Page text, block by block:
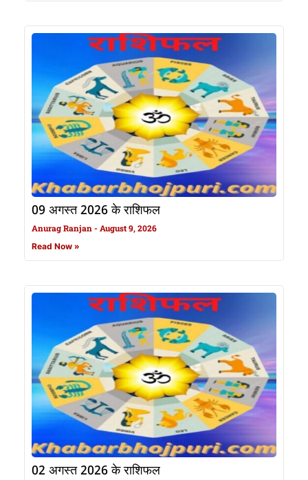
09 अगस्त 2026 के राशिफल
Anurag Ranjan August 9, 2026
Read Now »
02 अगस्त 2026 के राशिफल